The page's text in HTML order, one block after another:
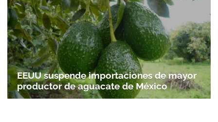
EEUU suspende importaciones de mayor
productor de aguacate de México